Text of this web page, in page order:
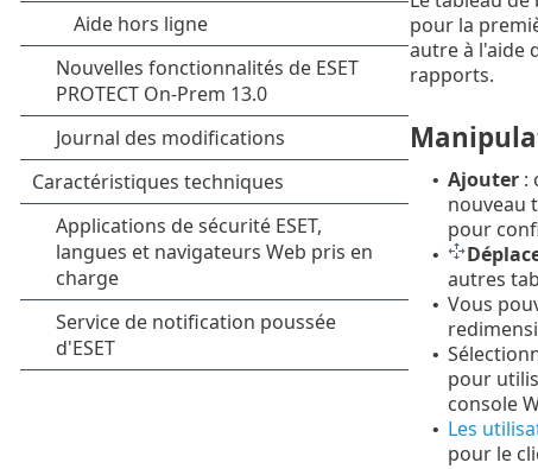
pour la
autre à l'aide
rapports.
• Ajouter:
nouveau
pour
•
autres
• Vous
•
pour
console
• Les
pour le